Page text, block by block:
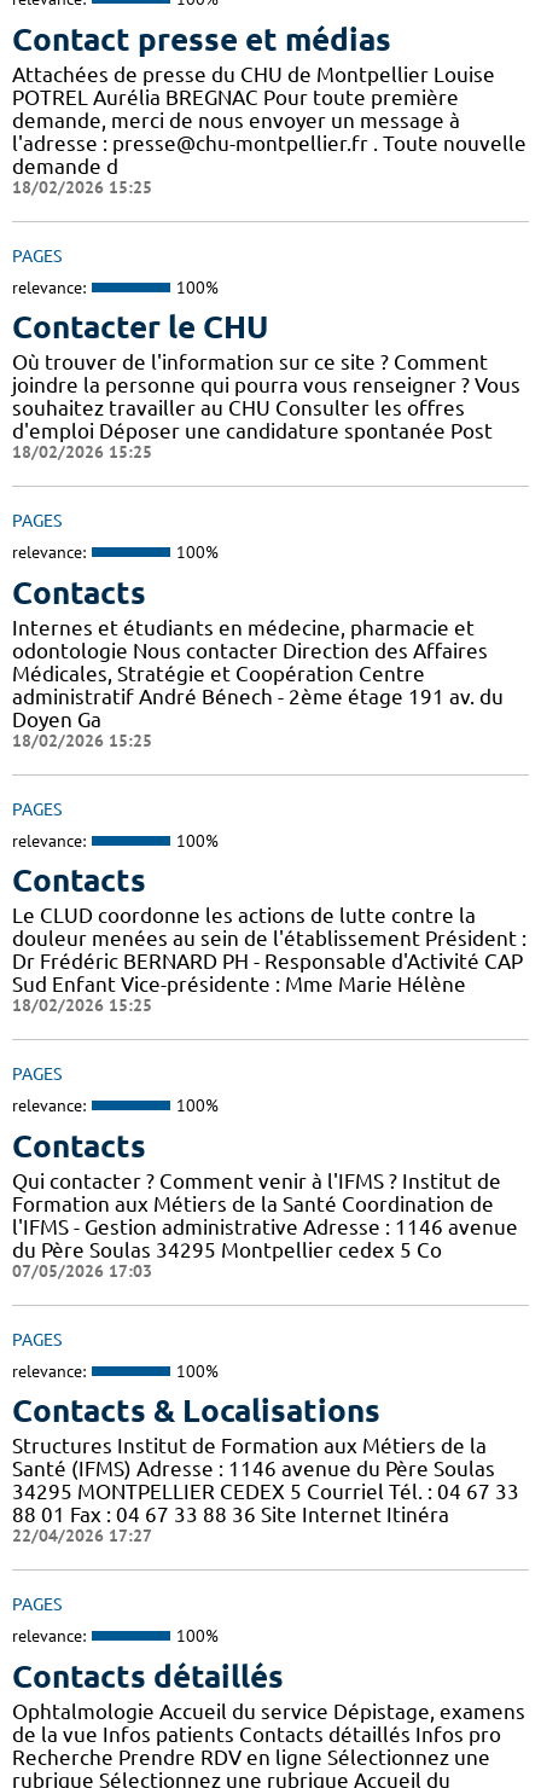
Contact presse et médias
Attachées de presse du CHU de Montpellier Louise
POTREL Aurélia BREGNAC Pour toute première
demande, merci de nous envoyer un message à
l'adresse : presse@chu-montpellier.fr . Toute nouvelle
demande d
18/02/2026 15:25
PAGES
relevance: 100%
Contacter le CHU
Où trouver de l'information sur ce site ? Comment
joindre la personne qui pourra vous renseigner ? Vous
souhaitez travailler au CHU Consulter les offres
d'emploi Déposer une candidature spontanée Post
18/02/2026 15:25
PAGES
relevance: 100%
Contacts
Internes et étudiants en médecine, pharmacie et
odontologie Nous contacter Direction des Affaires
Médicales, Stratégie et Coopération Centre
administratif André Bénech - 2ème étage 191 av. du
Doyen Ga
18/02/2026 15:25
PAGES
relevance: 100%
Contacts
Le CLUD coordonne les actions de lutte contre la
douleur menées au sein de l'établissement Président :
Dr Frédéric BERNARD PH - Responsable d'Activité CAP
Sud Enfant Vice-présidente : Mme Marie Hélène
18/02/2026 15:25
PAGES
relevance: 100%
Contacts
Qui contacter ? Comment venir à l'IFMS ? Institut de
Formation aux Métiers de la Santé Coordination de
l'IFMS - Gestion administrative Adresse : 1146 avenue
du Père Soulas 34295 Montpellier cedex 5 Co
07/05/2026 17:03
PAGES
relevance: 100%
Contacts & Localisations
Structures Institut de Formation aux Métiers de la
Santé (IFMS) Adresse : 1146 avenue du Père Soulas
34295 MONTPELLIER CEDEX 5 Courriel Tél. : 04 67 33
88 01 Fax : 04 67 33 88 36 Site Internet Itinéra
22/04/2026 17:27
PAGES
relevance: 100%
Contacts détaillés
Ophtalmologie Accueil du service Dépistage, examens
de la vue Infos patients Contacts détaillés Infos pro
Recherche Prendre RDV en ligne Sélectionnez une
rubrique Sélectionnez une rubrique Accueil du